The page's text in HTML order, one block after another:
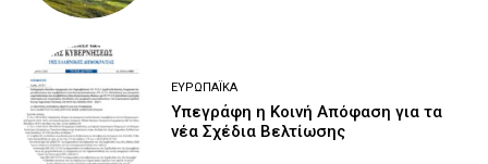
ΕΥΡΩΠΑΪΚΆ
Υπεγράφη η Κοινή Απόφαση για τα
νέα Σχέδια Βελτίωσης